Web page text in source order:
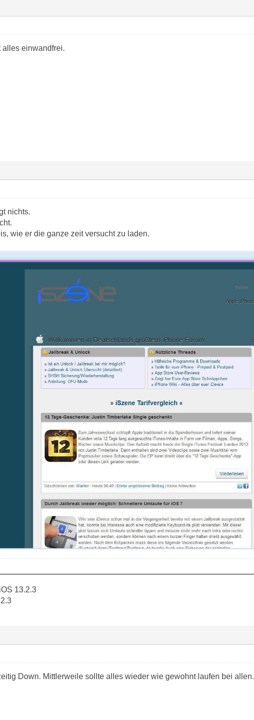
alles einwandfrei.
nichts.
wie er die ganze zeit versucht zu laden.
13.2.3
Down. Mittlerweile sollte alles wieder wie gewohnt laufen bei allen.